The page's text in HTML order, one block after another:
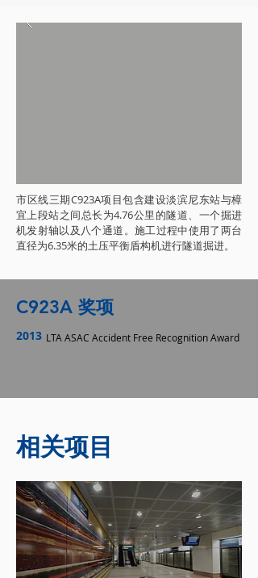
市区线三期C923A项目包含建设淡滨尼东站与樟
宜上段站之间总长为4.76公里的隧道、一个掘进
机发射轴以及八个通道。施工过程中使用了两台
直径为6.35米的土压平衡盾构机进行隧道掘进。
C923A 奖项
2013 LTA ASAC Accident Free Recognition Award
相关项目